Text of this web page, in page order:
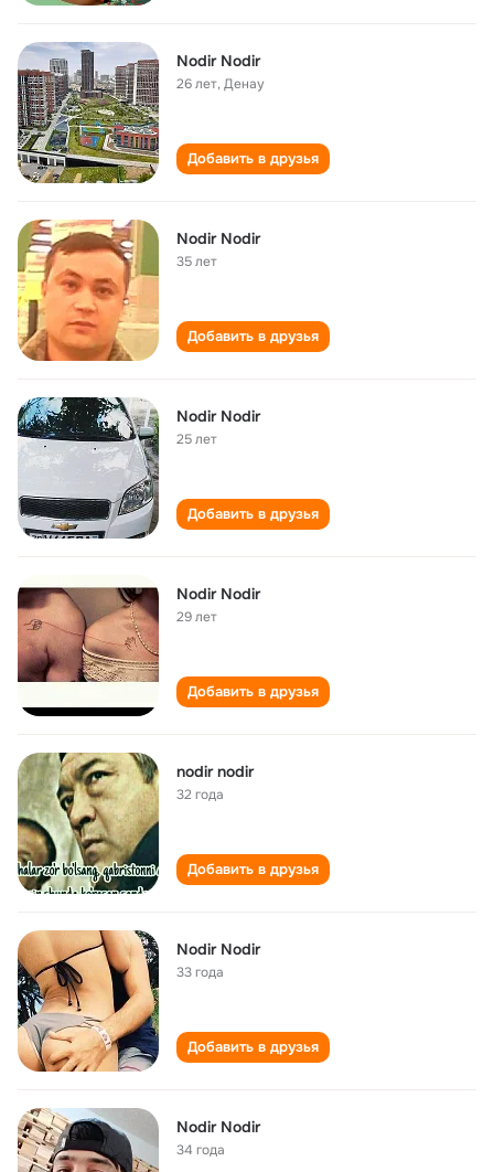
Nodir Nodir
26 лет,Денау
Добавить в друзья
Nodir Nodir
35 лет
Добавить в друзья
Nodir Nodir
25 лет
Добавить в друзья
Nodir Nodir
29 лет
Добавить в друзья
nodir nodir
32 года
Добавить в друзья
Nodir Nodir
33 года
Добавить в друзья
Nodir Nodir
34 года